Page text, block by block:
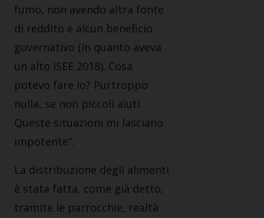
fumo, non avendo altra fonte
di reddito e alcun beneficio
governativo (in quanto aveva
un alto ISEE 2018). Cosa
potevo fare io? Purtroppo
nulla, se non piccoli aiuti.
Queste situazioni mi lasciano
impotente”.
La distribuzione degli alimenti
è stata fatta, come già detto,
tramite le parrocchie, realtà